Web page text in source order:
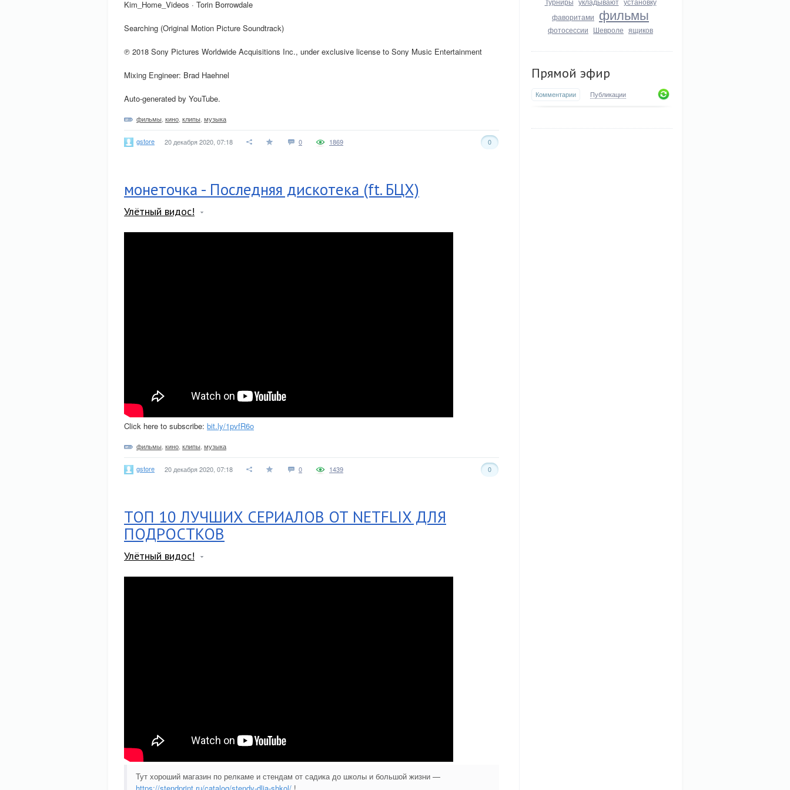
фаворитами фильмы
фотосессии Шевроле ящиков
Прямой эфир
Комментарии Публикации
Kim_Home_Videos · Torin Borrowdale
Searching (Original Motion Picture Soundtrack)
℗ 2018 Sony Pictures Worldwide Acquisitions Inc., under exclusive license to Sony Music Entertainment
Mixing Engineer: Brad Haehnel
Auto-generated by YouTube.
фильмы кино клипы музыка
gstore 20 декабря 2020, 07:18 0 0
1869
монеточка - Последняя дискотека (ft. БЦХ)
Улётный видос!
Click here to subscribe: bit.ly/1pvfR6o
фильмы кино клипы музыка
gstore 20 декабря 2020, 07:18 0 0
1439
ТОП 10 ЛУЧШИХ СЕРИАЛОВ ОТ NETFLIX ДЛЯ
ПОДРОСТКОВ
Улётный видос!
Тут хороший магазин по релкаме и стендам от садика до школы и большой жизни —